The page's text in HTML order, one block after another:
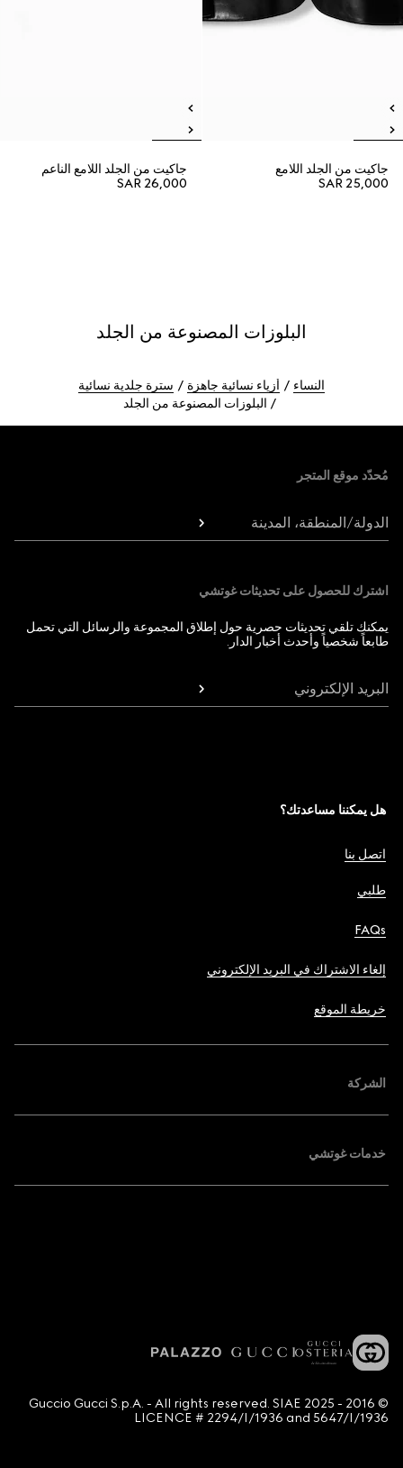
جاكيت من الجلد اللامع
SAR 25,000
جاكيت من الجلد اللامع الناعم
SAR 26,000
البلوزات المصنوعة من الجلد
النساء أزياء نسائية جاهزة
سترة جلدية نسائية
البلوزات المصنوعة من الجلد
مُحدّد موقع المتجر
الدولة/المنطقة، المدينة
اشترك للحصول على تحديثات غوتشي
يمكنك تلقي تحديثات حصرية حول إطلاق المجموعة والرسائل التي تحمل
طابعاً شخصياً وأحدث أخبار الدار.
البريد الإلكتروني
هل يمكننا مساعدتك؟
اتصل بنا
طلبي
FAQs
إلغاء الاشتراك في البريد الإلكتروني
خريطة الموقع
الشركة
خدمات غوتشي
© 2016 - 2025 Guccio Gucci S.p.A. - All rights reserved. SIAE
LICENCE # 2294/I/1936 and 5647/I/1936